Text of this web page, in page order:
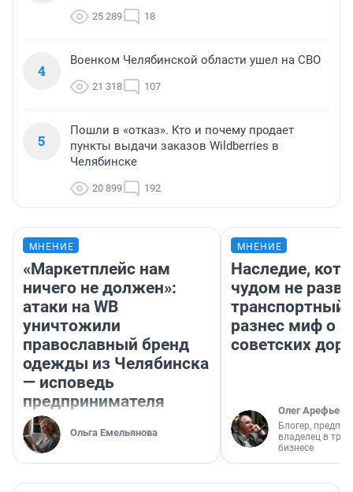
25 289 18
4
Военком Челябинской области ушел на СВО
21 318 107
5
Пошли в «отказ». Кто и почему продает
пункты выдачи заказов Wildberries в
Челябинске
20 899 192
МНЕНИЕ
«Маркетплейс нам
ничего не должен»:
атаки на WB
уничтожили
православный бренд
одежды из Челябинска
— исповедь
предпринимателя
Ольга Емельянова
МНЕНИЕ
Наследие,
чудом не
транспортный
разнес миф о
советских
Олег Арефьев
Блогер,
владелец в
бизнесе